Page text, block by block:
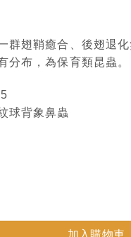
群翅鞘癒合、後翅退
分布，為保育類昆蟲。
球背象鼻蟲
章-蘭嶼條紋球背象鼻蟲
加入購物車